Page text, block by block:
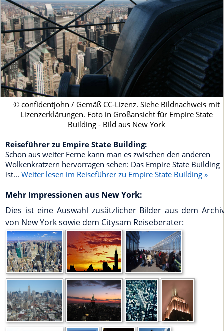
© confidentjohn / Gemäß CC-Lizenz. Siehe Bildnachweis mit
Lizenzerklärungen. Foto in Großansicht für Empire State
Building - Bild aus New York
Reiseführer zu Empire State Building:
Schon aus weiter Ferne kann man es zwischen den anderen
Wolkenkratzern hervorragen sehen: Das Empire State Building
ist... Weiter lesen im Reiseführer zu Empire State Building »
Mehr Impressionen aus New York:
Dies ist eine Auswahl zusätzlicher Bilder aus dem
von New York sowie dem Citysam Reiseberater: